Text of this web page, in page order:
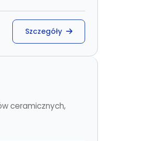
Szczegóły
ceramicznych,